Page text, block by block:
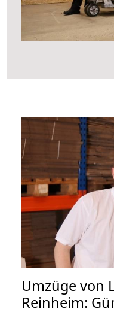
Umzüge von
Reinheim: